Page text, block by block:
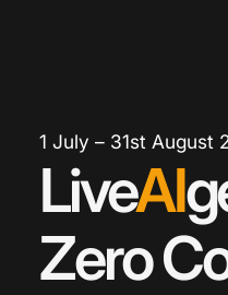
1 July – 31st August
LiveAI
Zero